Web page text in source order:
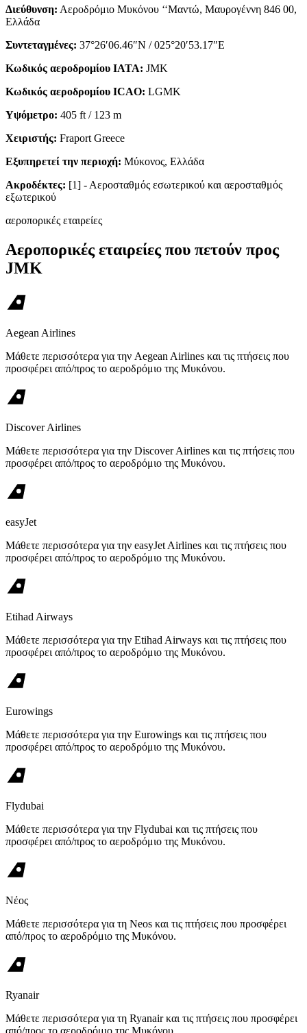
Διεύθυνση: Αεροδρόμιο Μυκόνου ‘‘Μαντώ, Μαυρογέννη 846 00,
Ελλάδα
Συντεταγμένες: 37°26′06.46″N / 025°20′53.17″E
Κωδικός αεροδρομίου IATA: JMK
Κωδικός αεροδρομίου ICAO: LGMK
Υψόμετρο: 405 ft / 123 m
Χειριστής: Fraport Greece
Εξυπηρετεί την περιοχή: Μύκονος, Ελλάδα
Ακροδέκτες: [1] - Αεροσταθμός εσωτερικού και αεροσταθμός
εξωτερικού
αεροπορικές εταιρείες
Αεροπορικές εταιρείες που πετούν προς
JMK
Aegean Airlines
Μάθετε περισσότερα για την Aegean Airlines και τις πτήσεις που
προσφέρει από/προς το αεροδρόμιο της Μυκόνου.
Discover Airlines
Μάθετε περισσότερα για την Discover Airlines και τις πτήσεις που
προσφέρει από/προς το αεροδρόμιο της Μυκόνου.
easyJet
Μάθετε περισσότερα για την easyJet Airlines και τις πτήσεις που
προσφέρει από/προς το αεροδρόμιο της Μυκόνου.
Etihad Airways
Μάθετε περισσότερα για την Etihad Airways και τις πτήσεις που
προσφέρει από/προς το αεροδρόμιο της Μυκόνου.
Eurowings
Μάθετε περισσότερα για την Eurowings και τις πτήσεις που
προσφέρει από/προς το αεροδρόμιο της Μυκόνου.
Flydubai
Μάθετε περισσότερα για την Flydubai και τις πτήσεις που
προσφέρει από/προς το αεροδρόμιο της Μυκόνου.
Νέος
Μάθετε περισσότερα για τη Neos και τις πτήσεις που προσφέρει
από/προς το αεροδρόμιο της Μυκόνου.
Ryanair
Μάθετε περισσότερα για τη Ryanair και τις πτήσεις που προσφέρει
από/προς το αεροδρόμιο της Μυκόνου.